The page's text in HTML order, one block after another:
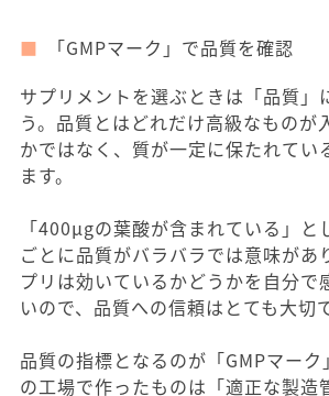
「GMPマーク」で品質を確認
サプリメントを選ぶときは「品質」
う。品質とはどれだけ高級なものが
かではなく、質が一定に保たれてい
ます。
「400μgの葉酸が含まれている」と
ごとに品質がバラバラでは意味があ
プリは効いているかどうかを自分で
いので、品質への信頼はとても大切で
品質の指標となるのが「GMPマーク
の工場で作ったものは「適正な製造